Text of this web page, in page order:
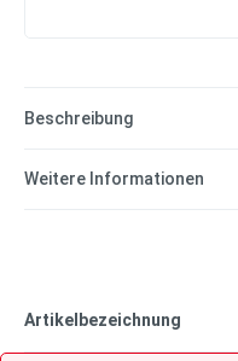
Beschreibung
Weitere Informationen
Artikelbezeichnung